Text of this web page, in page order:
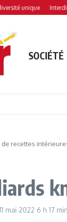
Interdiction
SOCIÉTÉ
recettes
11 mai 2022 6 h 17 min